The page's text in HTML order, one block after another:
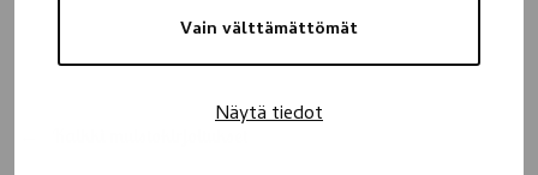
Vain välttämättömät
Näytä tiedot